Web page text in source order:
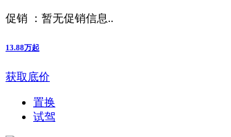
促销 ： 暂无促销信息..
13.88万起
获取底价
置换
试驾